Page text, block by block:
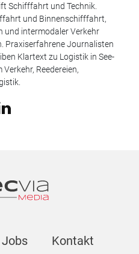
Schifffahrt und Technik.
und Binnenschifffahrt,
und intermodaler Verkehr
Praxiserfahrene Journalisten
Klartext zu Logistik in See-
Reedereien,
Jobs Kontakt